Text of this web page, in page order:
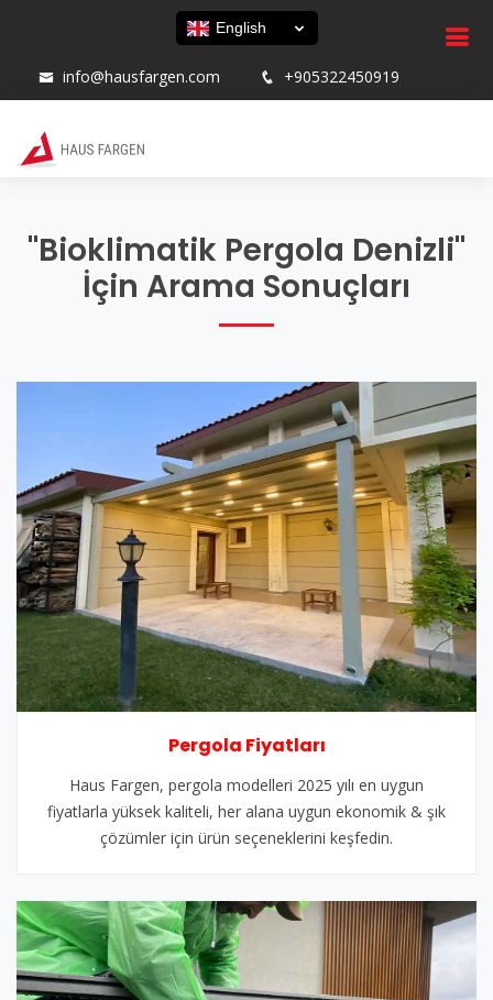
English
info@hausfargen.com +905322450919
"Bioklimatik Pergola Denizli"
İçin Arama Sonuçları
Pergola Fiyatları
Haus Fargen, pergola modelleri 2025 yılı en uygun
fiyatlarla yüksek kaliteli, her alana uygun ekonomik & şık
çözümler için ürün seçeneklerini keşfedin.